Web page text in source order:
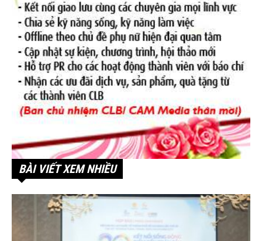
BÀI VIẾT XEM NHIỀU